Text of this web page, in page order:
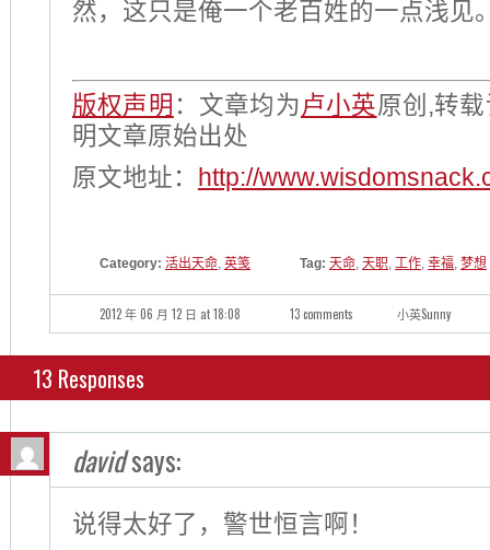
然，这只是俺一个老百姓的一点浅见
版权声明 ：文章均为卢小英原创,转
明文章原始出处
原文地址：
http://
Category: 活出天命 英笺 Tag: 天命 天职 工作 幸福 梦想
2012 年 06 月 12 日 at 18:08 13 comments 小英Sunny
13 Responses
davidsays:
说得太好了，警世恒言啊！